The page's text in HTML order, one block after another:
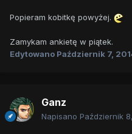
Popieram kobitkę powyżej.
Zamykam ankietę w piątek.
Edytowano Październik 7,
Ganz
Napisano Październik